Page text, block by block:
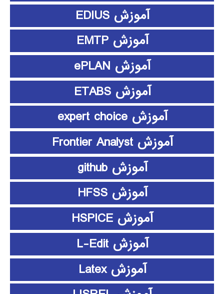
آموزش EDIUS
آموزش EMTP
آموزش ePLAN
آموزش ETABS
آموزش expert choice
آموزش Frontier Analyst
آموزش github
آموزش HFSS
آموزش HSPICE
آموزش L-Edit
آموزش Latex